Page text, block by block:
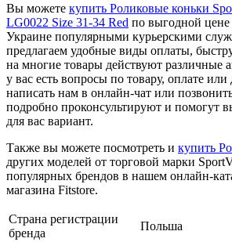
Вы можете купить Роликовые коньки
LG0022 Size 31-34 Red по выгодной цене
Украине популярными курьерскими
предлагаем удобные виды оплаты,
на многие товары действуют различные
у вас есть вопросы по товару, оплате
написать нам в онлайн-чат или
подробно проконсультируют и помогут
для вас вариант.
Также вы можете посмотреть и купить
других моделей от торговой марки
популярных брендов в нашем онлайн-
магазина Fitstore.
Страна регистрации
бренда
Польша